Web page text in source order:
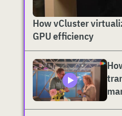
How vCluster
GPU efficiency